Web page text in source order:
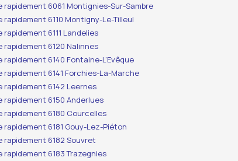
rapidement 6061 Montignies-Sur-Sambre
rapidement 6110 Montigny-Le-Tilleul
6111 Landelies
rapidement 6120 Nalinnes
6140 Fontaine-L’Evêque
rapidement 6141 Forchies-La-Marche
rapidement 6142 Leernes
rapidement 6150 Anderlues
rapidement 6180 Courcelles
rapidement 6181 Gouy-Lez-Piéton
rapidement 6182 Souvret
rapidement 6183 Trazegnies